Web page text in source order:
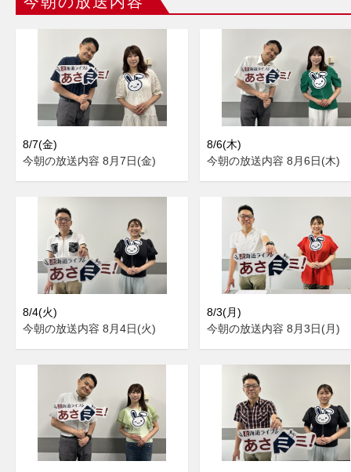
8/7(金)
今朝の放送内容 8月7日(金)
8/6(木)
今朝の放送内容 8月6日(木)
8/4(火)
今朝の放送内容 8月4日(火)
8/3(月)
今朝の放送内容 8月3日(月)